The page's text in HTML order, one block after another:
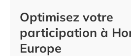
Optimisez votre
participation à
Europe